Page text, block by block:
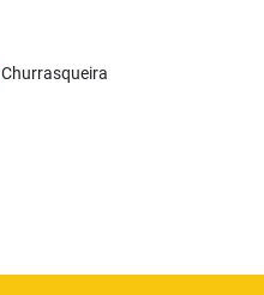
Churrasqueira